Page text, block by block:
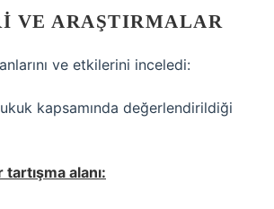
VE ARAŞTIRMALAR
ve etkilerini inceledi:
kapsamında değerlendirildiği
alanı: